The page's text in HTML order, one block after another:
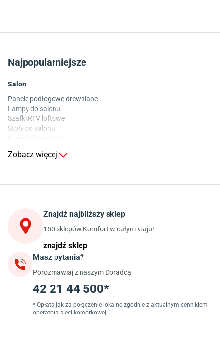
Najpopularniejsze
Salon
Panele podłogowe drewniane
Lampy do salonu
Szafki RTV loftowe
Stoły do salonu
Stoły do kuchni
Szafki kuchenne wiszące (górne)
Szafki pod zlewozmywak
Blaty kuchenne laminowane
Jadalnia
Stoły do jadalni
Krzesła do jadalni
Dywany szare
Lampy w stylu loftowym
Lampy wiszące do jadalni
Zobacz więcej
Znajdź najbliższy sklep
150 sklepów Komfort w całym kraju!
znajdź sklep
Masz pytania?
Porozmawiaj z naszym Doradcą
42 21 44 500*
* Opłata jak za połączenie lokalne zgodnie z aktualnym cennikiem
operatora sieci komórkowej.